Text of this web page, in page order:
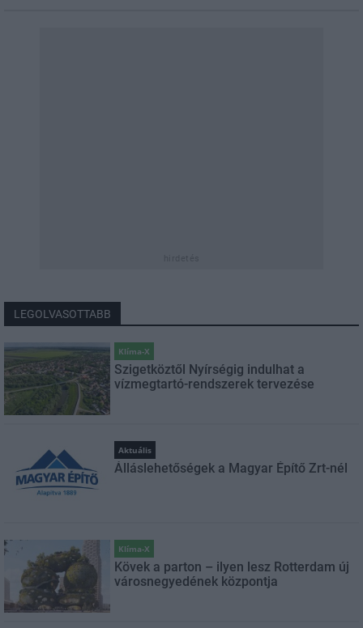
LEGOLVASOTTABB
Klíma-X
Szigetköztől Nyírségig indulhat a
vízmegtartó-rendszerek tervezése
Aktuális
Álláslehetőségek a Magyar Építő Zrt-nél
Klíma-X
Kövek a parton – ilyen lesz Rotterdam új
városnegyedének központja